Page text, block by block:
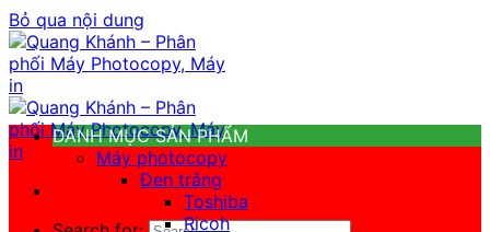
Bỏ qua nội dung
DANH MỤC SẢN PHẨM
Máy photocopy
Đen trắng
Toshiba
Ricoh